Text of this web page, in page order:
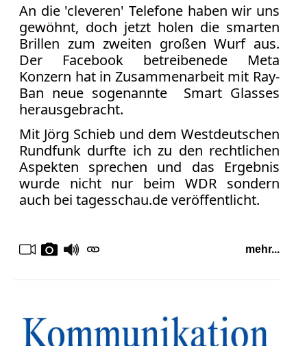
An die 'cleveren' Telefone haben wir uns
gewöhnt, doch jetzt holen die smarten
Brillen zum zweiten großen Wurf aus.
Der Facebook betreibenede Meta
Konzern hat in Zusammenarbeit mit Ray-
Ban neue sogenannte Smart Glasses
herausgebracht.
Mit Jörg Schieb und dem Westdeutschen
Rundfunk durfte ich zu den rechtlichen
Aspekten sprechen und das Ergebnis
wurde nicht nur beim WDR sondern
auch bei tagesschau.de veröffentlicht.
mehr...
Stunde
BGH
Beleidigung
Datenschutz
Ebay
Facebook
Fotorecht
Google
Haftung
Influencer
Instagram
Internetrecht
Persönlichkeitsrecht
Print
Sportwetten
TV